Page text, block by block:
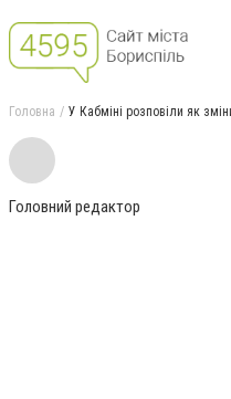
Головна У Кабміні розповіли як
Головний редактор